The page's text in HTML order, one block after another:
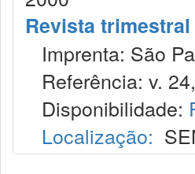
Revista
Imprenta: São
Referência: v.
Disponibilidade:
Localização: